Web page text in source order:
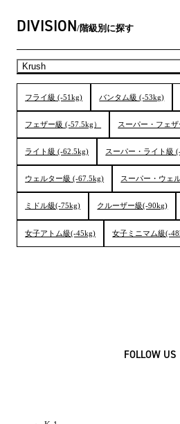
DIVISION 階級別に探す
Krush
フライ級 (-51kg) バンタム級 (-53kg)
フェザー級 (-57.5kg） スーパー・フェ
ライト級 (-62.5kg) スーパー・ライト級
ウェルター級 (-67.5kg) スーパー・ウェ
ミドル級(-75kg) クルーザー級(-90kg)
女子アトム級(-45kg) 女子ミニマム級(-
FOLLOW US